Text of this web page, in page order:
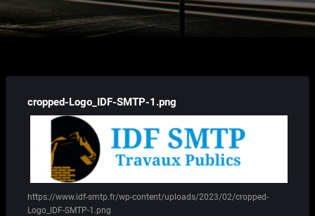
cropped-Logo_IDF-SMTP-1.png
https://www.idf-smtp.fr/wp-content/uploads/2023/02/cropped-
Logo_IDF-SMTP-1.png